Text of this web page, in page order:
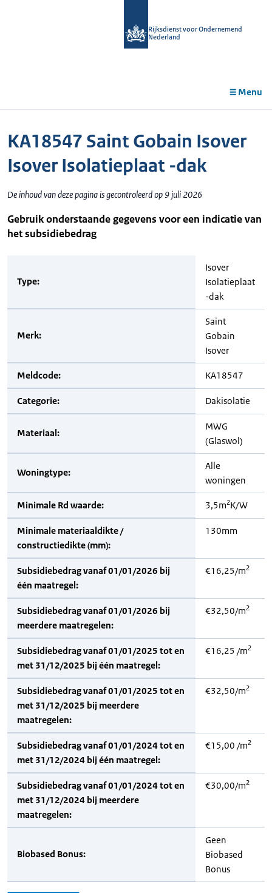
Rijksdienst voor Ondernemend
Nederland
Menu
KA18547 Saint Gobain Isover
Isover Isolatieplaat -dak
De inhoud van deze pagina is gecontroleerd op 9 juli 2026
Gebruik onderstaande gegevens voor een indicatie van
het subsidiebedrag
Type:
Isover
Isolatieplaat
-dak
Merk:
Saint
Gobain
Isover
Meldcode: KA18547
Categorie: Dakisolatie
Materiaal:
MWG
(Glaswol)
Woningtype:
Alle
woningen
Minimale Rd waarde: 3,5m2K/W
Minimale materiaaldikte /
constructiedikte (mm):
130mm
Subsidiebedrag vanaf 01/01/2026 bij
één maatregel:
€16,25/m2
Subsidiebedrag vanaf 01/01/2026 bij
meerdere maatregelen:
€32,50/m2
Subsidiebedrag vanaf 01/01/2025 tot en
met 31/12/2025 bij één maatregel:
€16,25 /m2
Subsidiebedrag vanaf 01/01/2025 tot en
met 31/12/2025 bij meerdere
maatregelen:
€32,50/m2
Subsidiebedrag vanaf 01/01/2024 tot en
met 31/12/2024 bij één maatregel:
€15,00 /m2
Subsidiebedrag vanaf 01/01/2024 tot en
met 31/12/2024 bij meerdere
maatregelen:
€30,00/m2
Biobased Bonus:
Geen
Biobased
Bonus